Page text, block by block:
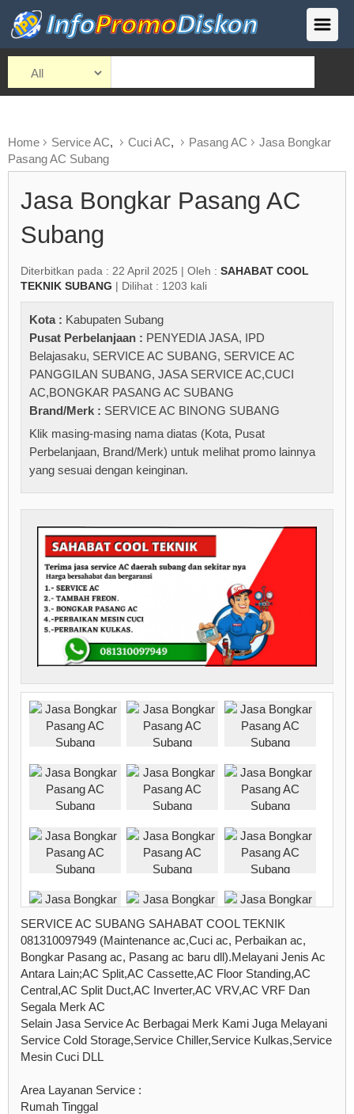
Home Service AC, Cuci AC, Pasang AC
Jasa Bongkar
Pasang AC Subang
Jasa Bongkar Pasang AC
Subang
Diterbitkan pada : 22 April 2025 | Oleh : SAHABAT COOL
TEKNIK SUBANG | Dilihat : 1203 kali
Kota : Kabupaten Subang
Pusat Perbelanjaan : PENYEDIA JASA, IPD
Belajasaku, SERVICE AC SUBANG, SERVICE AC
PANGGILAN SUBANG, JASA SERVICE AC,CUCI
AC,BONGKAR PASANG AC SUBANG
Brand/Merk : SERVICE AC BINONG SUBANG
Klik masing-masing nama diatas (Kota, Pusat
Perbelanjaan, Brand/Merk) untuk melihat promo lainnya
yang sesuai dengan keinginan.
SERVICE AC SUBANG SAHABAT COOL TEKNIK
081310097949 (Maintenance ac,Cuci ac, Perbaikan ac,
Bongkar Pasang ac, Pasang ac baru dll).Melayani Jenis Ac
Antara Lain;AC Split,AC Cassette,AC Floor Standing,AC
Central,AC Split Duct,AC Inverter,AC VRV,AC VRF Dan
Segala Merk AC
Selain Jasa Service Ac Berbagai Merk Kami Juga Melayani
Service Cold Storage,Service Chiller,Service Kulkas,Service
Mesin Cuci DLL
Area Layanan Service :
Rumah Tinggal